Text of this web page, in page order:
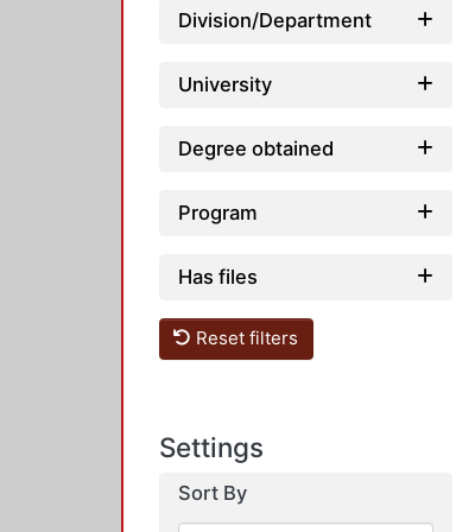
Division/Department
University
Degree obtained
Program
Has files
Reset filters
Settings
Sort By